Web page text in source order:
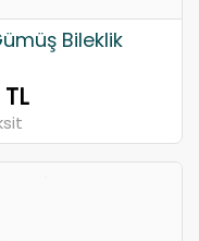
Bileklik